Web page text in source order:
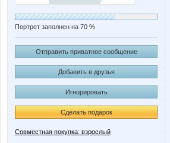
Портрет заполнен на 70 %
Отправить приватное сообщение
Добавить в друзья
Игнорировать
Сделать подарок
Совместная покупка: взрослый